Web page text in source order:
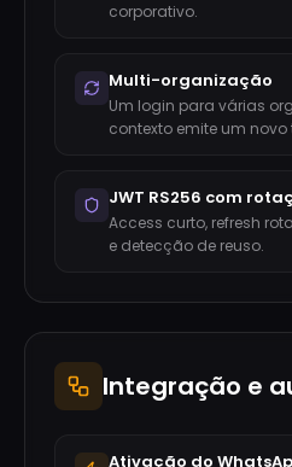
corporativo.
Multi-organização
Um login para várias
contexto emite um novo
JWT RS256 com
Access curto, refresh
e detecção de reuso.
Integração e
Ativação do